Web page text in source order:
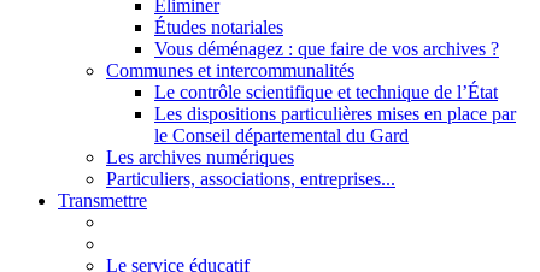
Éliminer
Études notariales
Vous déménagez : que faire de vos archives ?
Communes et intercommunalités
Le contrôle scientifique et technique de l’État
Les dispositions particulières mises en place par
le Conseil départemental du Gard
Les archives numériques
Particuliers, associations, entreprises...
Transmettre
Le service éducatif